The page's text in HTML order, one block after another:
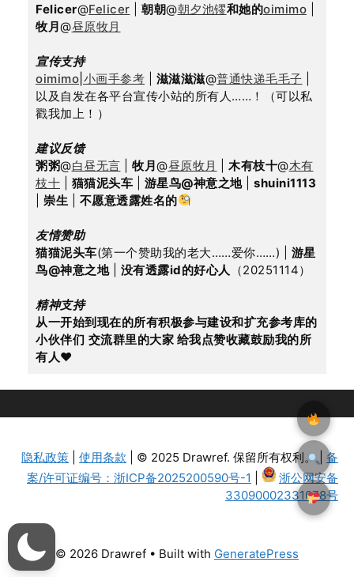
Felicer@Felicer 朝朝@朝夕池镠和她的oimimo
牧月@昼原牧月
宣传支持
oimimo|小画手参考
滋滋滋滋@普通快递毛毛子
以及自发在各平台宣传小站的所有人……！（可以私
戳我加上！）
建议反馈
粥粥@白昼无言 牧月@昼原牧月 木有枝十@木有
枝十
猫猫泥头车 游星鸟@神意之地 | shuini1113
崇生 不愿意透露姓名的
友情赞助
猫猫泥头车(第一个赞助我的老大……爱你……) | 游星
鸟@神意之地 | 没有透露id的好心人 （20251114）
精神支持
从一开始到现在的所有积极参与建设和扩充参考库的
小伙伴们 交流群里的大家 给我点赞收藏鼓励我的所
有人♥
隐私政策 使用条款 | © 2025 Drawref. 保留所有权利。 | 备
案/许可证编号：浙ICP备2025200590号-1
浙公网安备
33090002331078号
© 2026 Drawref • Built with GeneratePress